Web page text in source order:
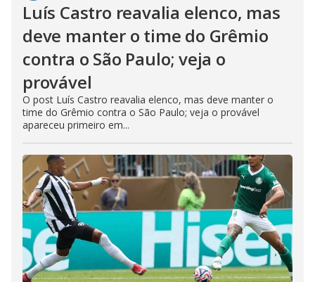
Luís Castro reavalia elenco, mas
deve manter o time do Grêmio
contra o São Paulo; veja o
provável
O post Luís Castro reavalia elenco, mas deve manter o
time do Grêmio contra o São Paulo; veja o provável
apareceu primeiro em...